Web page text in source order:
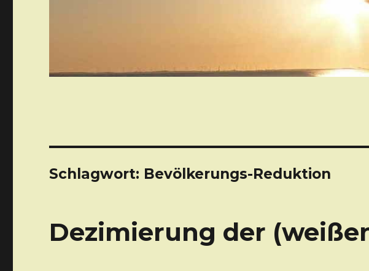
Schlagwort: Bevölkerungs-Reduktion
Dezimierung der